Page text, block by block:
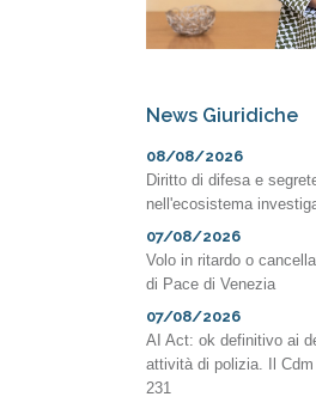
News Giuridiche
08/08/2026
Diritto di difesa e
nell'ecosistema
07/08/2026
Volo in ritardo o
di Pace di Venezia
07/08/2026
AI Act: ok definitivo ai
attività di polizia. Il
231